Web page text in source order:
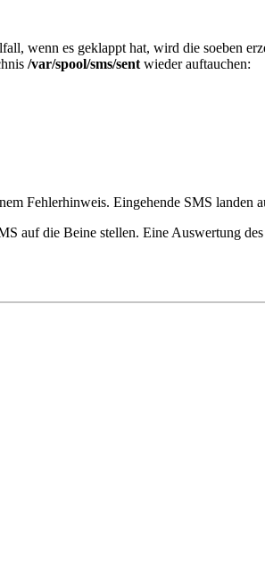
wenn es geklappt hat, wird die soeben
/var/spool/sms/sent wieder auftauchen:
Fehlerhinweis. Eingehende SMS landen
auf die Beine stellen. Eine Auswertung des